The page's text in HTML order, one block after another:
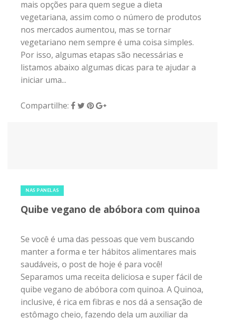
mais opções para quem segue a dieta
vegetariana, assim como o número de produtos
nos mercados aumentou, mas se tornar
vegetariano nem sempre é uma coisa simples.
Por isso, algumas etapas são necessárias e
listamos abaixo algumas dicas para te ajudar a
iniciar uma...
Compartilhe:
NAS PANELAS
Quibe vegano de abóbora com quinoa
Se você é uma das pessoas que vem buscando
manter a forma e ter hábitos alimentares mais
saudáveis, o post de hoje é para você!
Separamos uma receita deliciosa e super fácil de
quibe vegano de abóbora com quinoa. A Quinoa,
inclusive, é rica em fibras e nos dá a sensação de
estômago cheio, fazendo dela um auxiliar da